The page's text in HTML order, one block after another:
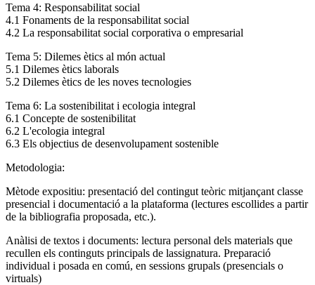
Tema 4: Responsabilitat social
4.1 Fonaments de la responsabilitat social
4.2 La responsabilitat social corporativa o empresarial
Tema 5: Dilemes ètics al món actual
5.1 Dilemes ètics laborals
5.2 Dilemes ètics de les noves tecnologies
Tema 6: La sostenibilitat i ecologia integral
6.1 Concepte de sostenibilitat
6.2 L'ecologia integral
6.3 Els objectius de desenvolupament sostenible
Metodologia:
Mètode expositiu: presentació del contingut teòric mitjançant classe
presencial i documentació a la plataforma (lectures escollides a partir
de la bibliografia proposada, etc.).
Anàlisi de textos i documents: lectura personal dels materials que
recullen els continguts principals de lassignatura. Preparació
individual i posada en comú, en sessions grupals (presencials o
virtuals)